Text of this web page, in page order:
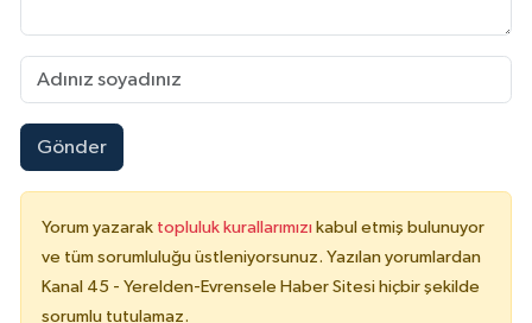
Gönder
Yorum yazarak topluluk kurallarımızı kabul etmiş bulunuyor
ve tüm sorumluluğu üstleniyorsunuz. Yazılan yorumlardan
Kanal 45 - Yerelden-Evrensele Haber Sitesi hiçbir şekilde
sorumlu tutulamaz.